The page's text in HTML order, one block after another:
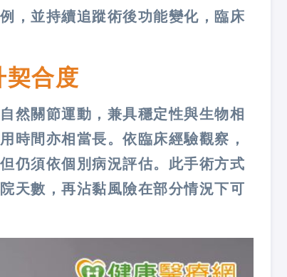
，並持續追蹤術後功能變化，臨床
合度
然關節運動，兼具穩定性與生物相
時間亦相當長。依臨床經驗觀察，
仍須依個別病況評估。此手術方式
天數，再沾黏風險在部分情況下可